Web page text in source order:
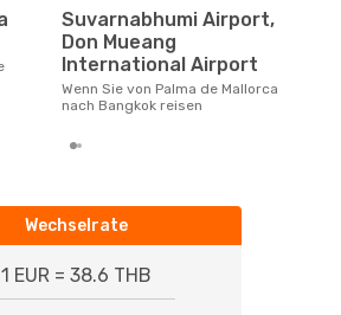
Suvarnabhumi Airport,
Don Mueang
International Airport
Wenn Sie von Palma de Mallorca
nach Bangkok reisen
Wechselrate
1 EUR = 38.6 THB